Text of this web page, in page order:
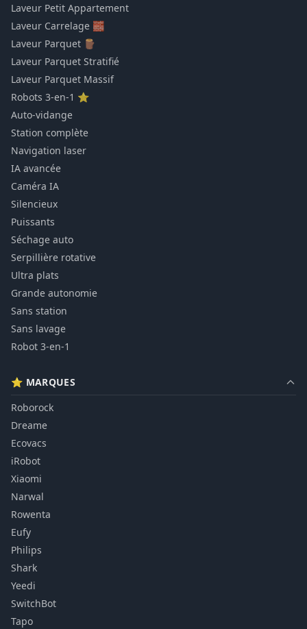
Laveur Petit Appartement
Laveur Carrelage 🧱
Laveur Parquet 🪵
Laveur Parquet Stratifié
Laveur Parquet Massif
Robots 3-en-1 ⭐
Auto-vidange
Station complète
Navigation laser
IA avancée
Caméra IA
Silencieux
Puissants
Séchage auto
Serpillière rotative
Ultra plats
Grande autonomie
Sans station
Sans lavage
Robot 3-en-1
⭐ MARQUES
Roborock
Dreame
Ecovacs
iRobot
Xiaomi
Narwal
Rowenta
Eufy
Philips
Shark
Yeedi
SwitchBot
Tapo